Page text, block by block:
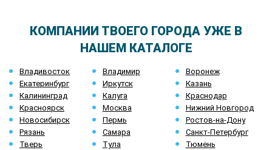
КОМПАНИИ ТВОЕГО ГОРОДА УЖЕ В
НАШЕМ КАТАЛОГЕ
Владивосток Владимир
Воронеж
Екатеринбург
Иркутск
Казань
Калининград
Калуга
Краснодар
Красноярск
Москва
Нижний Новгород
Новосибирск
Пермь
Ростов-на-Дону
Рязань
Самара
Санкт-Петербург
Тверь
Тула Тюмень